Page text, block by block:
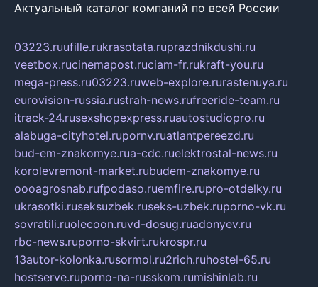
Актуальный каталог компаний по всей России
03223.ruufille.rukrasotata.ruprazdnikdushi.ru
veetbox.rucinemapost.ruciam-fr.rukraft-you.ru
mega-press.ru03223.ruweb-explore.rurastenuya.ru
eurovision-russia.rustrah-news.rufreeride-team.ru
itrack-24.rusexshopexpress.ruautostudiopro.ru
alabuga-cityhotel.rupornv.ruatlantpereezd.ru
bud-em-znakomye.rua-cdc.ruelektrostal-news.ru
korolevremont-market.rubudem-znakomye.ru
oooagrosnab.rufpodaso.ruemfire.rupro-otdelky.ru
ukrasotki.ruseksuzbek.ruseks-uzbek.ruporno-vk.ru
sovratili.ruolecoon.ruvd-dosug.ruadonyev.ru
rbc-news.ruporno-skvirt.rukrospr.ru
13autor-kolonka.rusormol.ru2rich.ruhostel-65.ru
hostserve.ruporno-na-russkom.rumishinlab.ru